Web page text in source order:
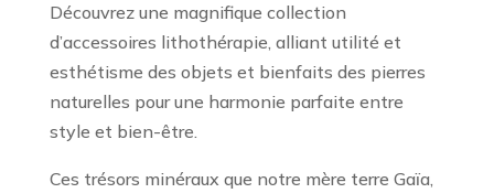
Découvrez une magnifique collection
d’accessoires lithothérapie, alliant utilité et
esthétisme des objets et bienfaits des pierres
naturelles pour une harmonie parfaite entre
style et bien-être.
Ces trésors minéraux que notre mère terre Gaïa,